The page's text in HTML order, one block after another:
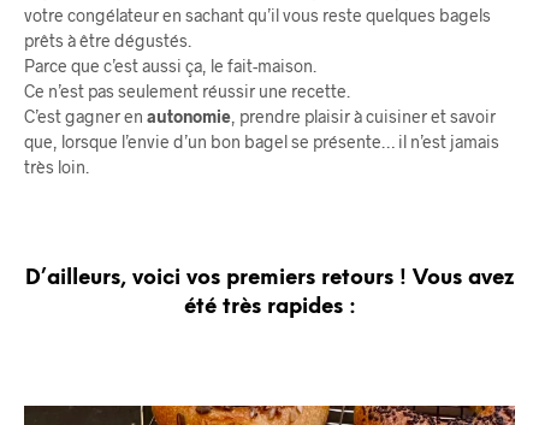
votre congélateur en sachant qu’il vous reste quelques bagels
prêts à être dégustés.
Parce que c’est aussi ça, le fait-maison.
Ce n’est pas seulement réussir une recette.
C’est gagner en autonomie , prendre plaisir à cuisiner et savoir
que, lorsque l’envie d’un bon bagel se présente… il n’est jamais
très loin.
D’ailleurs, voici vos premiers retours ! Vous avez
été très rapides :